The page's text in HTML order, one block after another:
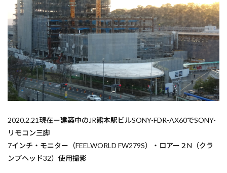
2020.2.21現在ー建築中のJR熊本駅ビルSONY-FDR-AX60でSONY-
リモコン三脚
7インチ・モニター（FEELWORLD FW279S）・ロアー２N（クラ
ンプヘッド32）使用撮影